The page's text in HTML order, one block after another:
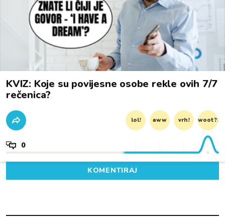
KVIZ: Koje su povijesne osobe rekle ovih 7/7
rečenica?
lol! aww vrh! woot?!
0
KOMENTIRAJ